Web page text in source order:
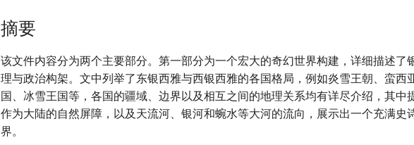
摘要
该文件内容分为两个主要部分。第一部分为一个宏大的奇幻世界构建，详细描述了
理与政治构架。文中列举了东银西雅与西银西雅的各国格局，例如炎雪王朝、蛮西
国、冰雪王国等，各国的疆域、边界以及相互之间的地理关系均有详尽介绍，其中
作为大陆的自然屏障，以及天流河、银河和蜿水等大河的流向，展示出一个充满史
界。